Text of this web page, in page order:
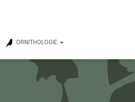
ORNITHOLOGIE